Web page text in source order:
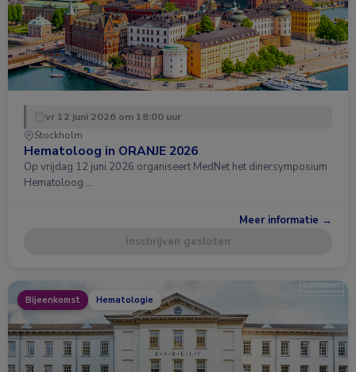
vr 12 juni 2026 om 18:00 uur
Stockholm
Hematoloog in ORANJE 2026
Op vrijdag 12 juni 2026 organiseert MedNet het dinersymposium
Hematoloog …
Meer informatie →
Inschrijven gesloten
Bijeenkomst Hematologie